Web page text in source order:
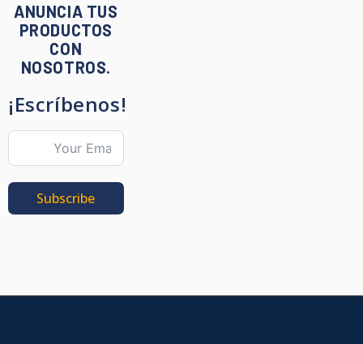
ANUNCIA TUS
PRODUCTOS
CON
NOSOTROS.
¡Escríbenos!
Subscribe